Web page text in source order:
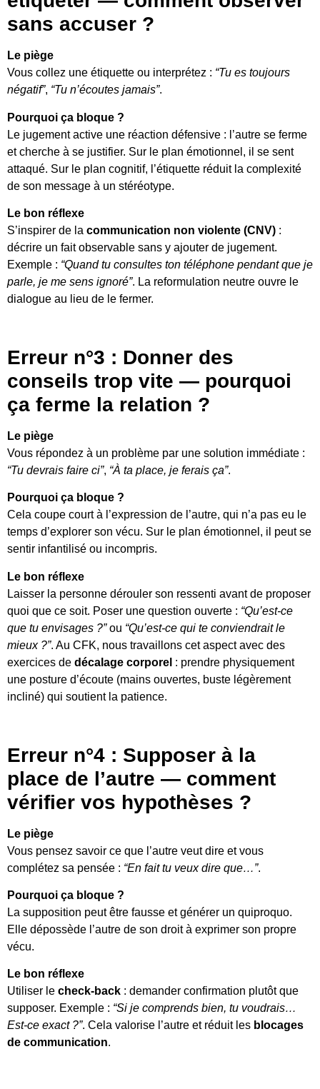
sans accuser ?
Le piège
Vous collez une étiquette ou interprétez : “Tu es toujours
négatif”, “Tu n’écoutes jamais”.
Pourquoi ça bloque ?
Le jugement active une réaction défensive : l’autre se ferme
et cherche à se justifier. Sur le plan émotionnel, il se sent
attaqué. Sur le plan cognitif, l’étiquette réduit la complexité
de son message à un stéréotype.
Le bon réflexe
S’inspirer de la communication non violente (CNV) :
décrire un fait observable sans y ajouter de jugement.
Exemple : “Quand tu consultes ton téléphone pendant que je
parle, je me sens ignoré”. La reformulation neutre ouvre le
dialogue au lieu de le fermer.
Erreur n°3 : Donner des
conseils trop vite — pourquoi
ça ferme la relation ?
Le piège
Vous répondez à un problème par une solution immédiate :
“Tu devrais faire ci”, “À ta place, je ferais ça”.
Pourquoi ça bloque ?
Cela coupe court à l’expression de l’autre, qui n’a pas eu le
temps d’explorer son vécu. Sur le plan émotionnel, il peut se
sentir infantilisé ou incompris.
Le bon réflexe
Laisser la personne dérouler son ressenti avant de proposer
quoi que ce soit. Poser une question ouverte : “Qu’est-ce
que tu envisages ?”ou “Qu’est-ce qui te conviendrait le
mieux ?”. Au CFK, nous travaillons cet aspect avec des
exercices de décalage corporel : prendre physiquement
une posture d’écoute (mains ouvertes, buste légèrement
incliné) qui soutient la patience.
Erreur n°4 : Supposer à la
place de l’autre — comment
vérifier vos hypothèses ?
Le piège
Vous pensez savoir ce que l’autre veut dire et vous
complétez sa pensée : “En fait tu veux dire que…”.
Pourquoi ça bloque ?
La supposition peut être fausse et générer un quiproquo.
Elle dépossède l’autre de son droit à exprimer son propre
vécu.
Le bon réflexe
Utiliser le check-back : demander confirmation plutôt que
supposer. Exemple : “Si je comprends bien, tu voudrais…
Est-ce exact ?”. Cela valorise l’autre et réduit les blocages
de communication.